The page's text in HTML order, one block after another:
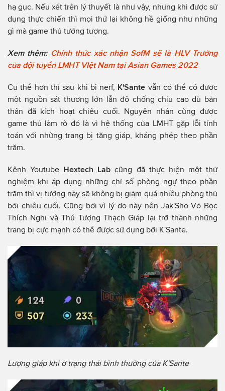
hạ gục. Nếu xét trên lý thuyết là như vậy, nhưng khi được sử
dụng thực chiến thì mọi thứ lại không hề giống như những
gì mà game thủ tưởng tượng.
Xem thêm: Chính thức xác nhận SofM sẽ là HLV Trưởng
của đội tuyển LMHT VIệt Nam tại Asian Games 2022
Cụ thể hơn thì sau khi bị nerf, K'Sante vẫn có thể có được
một nguồn sát thương lớn lẫn độ chống chịu cao dù bản
thân đã kích hoạt chiêu cuối. Nguyên nhân cũng được
game thủ làm rõ đó là vì hệ thống của LMHT gặp lỗi tính
toán với những trang bị tăng giáp, kháng phép theo phần
trăm.
Kênh Youtube Hextech Labcũng đã thực hiện một thử
nghiệm khi áp dụng những chỉ số phòng ngự theo phần
trăm thì vị tướng này sẽ không bị giảm quá nhiều phòng thủ
bởi chiêu cuối. Cũng bởi vì lý do này nên Jak'Sho Vỏ Bọc
Thích Nghi và Thú Tượng Thạch Giáp lại trở thành những
trang bị cực mạnh có thể được sử dụng bởi K'Sante.
Lượng giáp khi ở trạng thái bình thường của K'Sante